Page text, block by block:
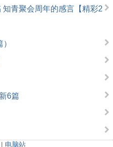
青聚会周年的感言【精彩2
6篇
| 电脑站